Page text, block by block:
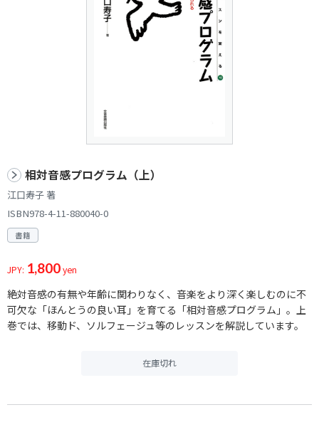
相対音感プログラム（上）
江口寿子 著
ISBN978-4-11-880040-0
書籍
JPY: 1,800yen
絶対音感の有無や年齢に関わりなく、音楽をより深く楽しむのに不
可欠な「ほんとうの良い耳」を育てる「相対音感プログラム」。上
巻では、移動ド、ソルフェージュ等のレッスンを解説しています。
在庫切れ